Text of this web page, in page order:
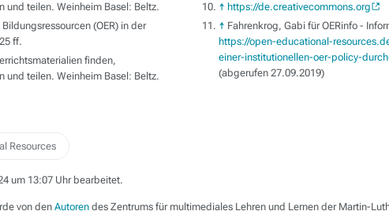
und teilen. Weinheim Basel: Beltz.
(OER) in der
ff.
finden,
und teilen. Weinheim Basel: Beltz.
↑ https://de.creativecommons.org
↑ Fahrenkrog, Gabi für OERinfo -
https://open-educational-
einer-institutionellen-oer-policy-
(abgerufen 27.09.2019)
Resources
um 13:07 Uhr bearbeitet.
von denAutoren des Zentrums für multimediales Lehren und Lernen der Martin-